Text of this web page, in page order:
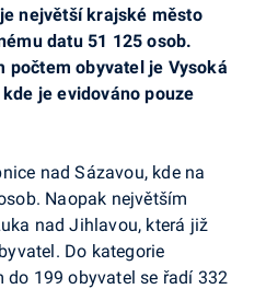
největší krajské město
datu 51 125 osob.
počtem obyvatel je Vysoká
je evidováno pouze
nad Sázavou, kde na
Naopak největším
nad Jihlavou, která již
Do kategorie
199 obyvatel se řadí 332